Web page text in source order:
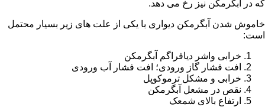
که در آبگرمکن نیز رخ می دهد.
خاموش شدن آبگرمکن دیواری با یکی از علت های زیر بسیار محتمل
است:
خرابی واشر دیافراگم آبگرمکن
افت فشار گاز ورودی؛ افت فشار آب ورودی
خرابی و مشکل ترموکوپل
نقص در مشعل آبگرمکن
ارتفاع بالای شمعک